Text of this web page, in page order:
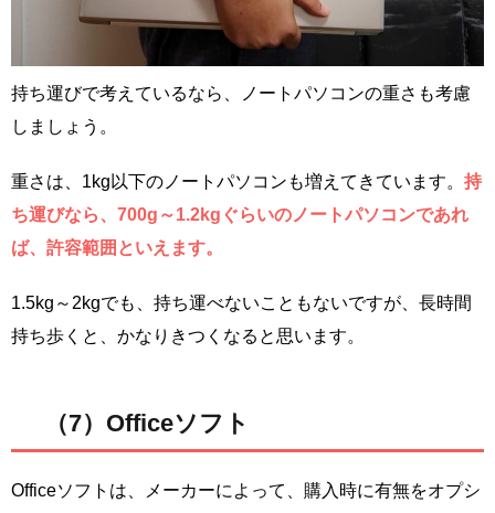
持ち運びで考えているなら、ノートパソコンの重さも考慮
しましょう。
重さは、1kg以下のノートパソコンも増えてきています。 持
ち運びなら、700g～1.2kgぐらいのノートパソコンであれ
ば、許容範囲といえます。
1.5kg～2kgでも、持ち運べないこともないですが、長時間
持ち歩くと、かなりきつくなると思います。
（7）Officeソフト
Officeソフトは、メーカーによって、購入時に有無をオプシ